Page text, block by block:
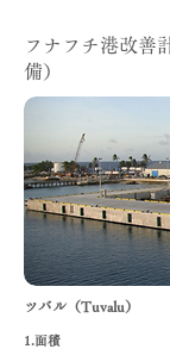
フナフチ港改善
備）
ツバル（Tuvalu）
1.面積